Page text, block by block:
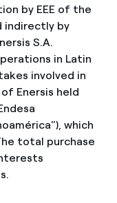
by EEE of the
indirectly by
S.A.
in Latin
involved in
Enersis held
which
total purchase